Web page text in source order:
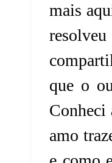
mais
que o
Conheci
amo